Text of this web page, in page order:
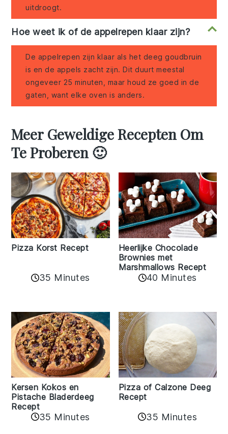
uitdroogt.
Hoe weet ik of de appelrepen klaar zijn?
De appelrepen zijn klaar als het deeg goudbruin
is en de appels zacht zijn. Dit duurt meestal
ongeveer 25 minuten, maar houd ze goed in de
gaten, want elke oven is anders.
Meer Geweldige Recepten Om
Te Proberen 🙂
Pizza Korst Recept
35 Minutes
Heerlijke Chocolade
Brownies met
Marshmallows Recept
40 Minutes
Kersen Kokos en
Pistache Bladerdeeg
Recept
35 Minutes
Pizza of Calzone Deeg
Recept
35 Minutes